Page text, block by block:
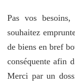
Pas vos
souhaitez
de biens en bref
conséquente afin
Merci par un